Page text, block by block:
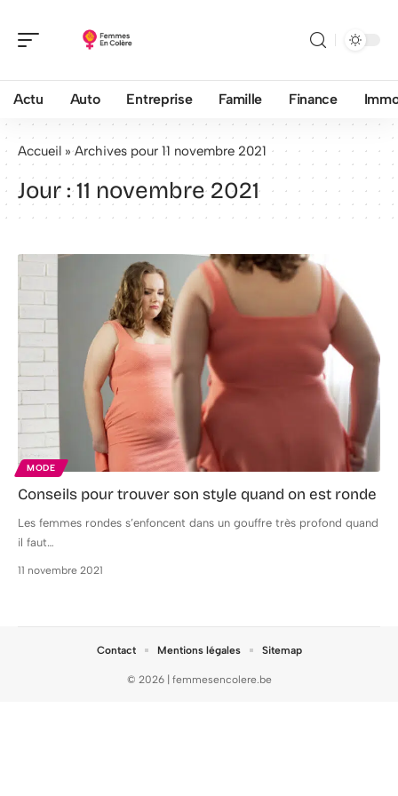
Actu Auto Entreprise Famille Finance
Accueil »Archives pour 11 novembre 2021
Jour :11 novembre 2021
MODE
Conseils pour trouver son style quand on est ronde
Les femmes rondes s’enfoncent dans un gouffre très profond quand
il faut…
11 novembre 2021
© 2026 | femmesencolere.be
Contact Mentions légales Sitemap